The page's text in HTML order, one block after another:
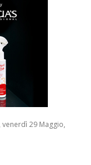
venerdì 29 Maggio,